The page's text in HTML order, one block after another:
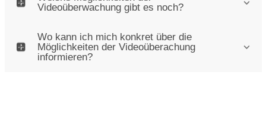
Videoüberwachung gibt es noch?
Wo kann ich mich konkret über die
Möglichkeiten der Videoüberachung
informieren?